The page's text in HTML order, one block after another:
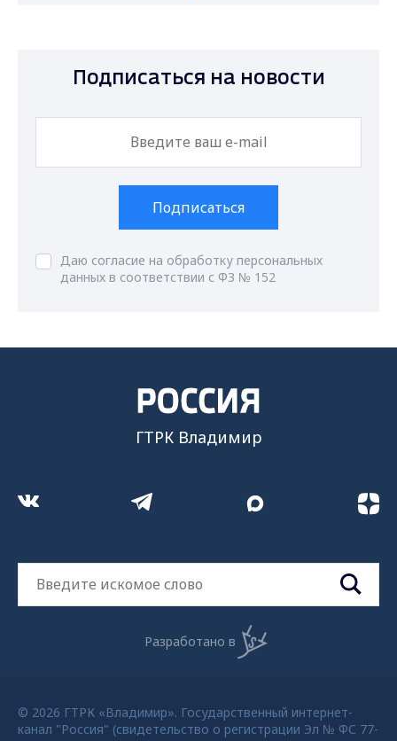
Подписаться на новости
Подписаться
Даю согласие на обработку персональных
данных в соответствии с ФЗ № 152
ГТРК Владимир
Разработано в
© 2026 ГТРК «Владимир». Государственный интернет-
канал "Россия" (свидетельство о регистрации Эл № ФС 77-